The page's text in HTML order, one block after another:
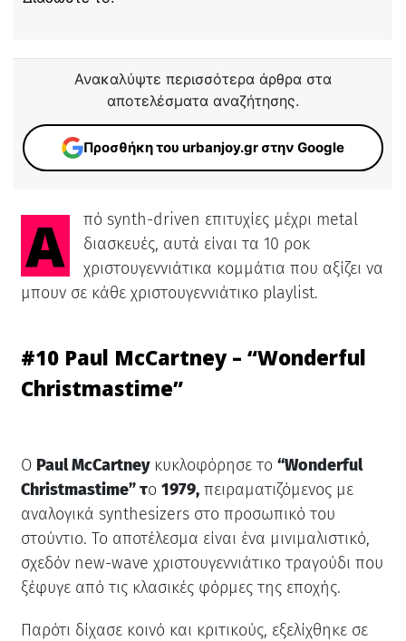
Ανακαλύψτε περισσότερα άρθρα στα
αποτελέσματα αναζήτησης.
Προσθήκη του urbanjoy.gr στην Google
Από synth-driven επιτυχίες μέχρι metal
διασκευές, αυτά είναι τα 10 ροκ
χριστουγεννιάτικα κομμάτια που αξίζει να
μπουν σε κάθε χριστουγεννιάτικο playlist.
#10 Paul McCartney – “Wonderful
Christmastime”
Ο Paul McCartneyκυκλοφόρησε το “Wonderful
Christmastime” το 1979,πειραματιζόμενος με
αναλογικά synthesizers στο προσωπικό του
στούντιο. Το αποτέλεσμα είναι ένα μινιμαλιστικό,
σχεδόν new-wave χριστουγεννιάτικο τραγούδι που
ξέφυγε από τις κλασικές φόρμες της εποχής.
Παρότι δίχασε κοινό και κριτικούς, εξελίχθηκε σε